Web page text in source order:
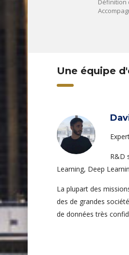
Définition
Une équipe
R&D
Learning, Deep
La plupart des
des de grandes
de données très